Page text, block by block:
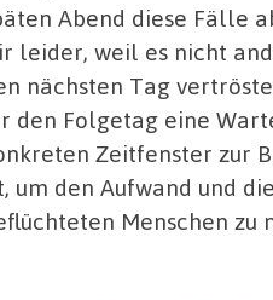
Abend diese Fälle
leider, weil es nicht
nächsten Tag
den Folgetag eine
Zeitfenster zur
um den Aufwand und
Menschen zu